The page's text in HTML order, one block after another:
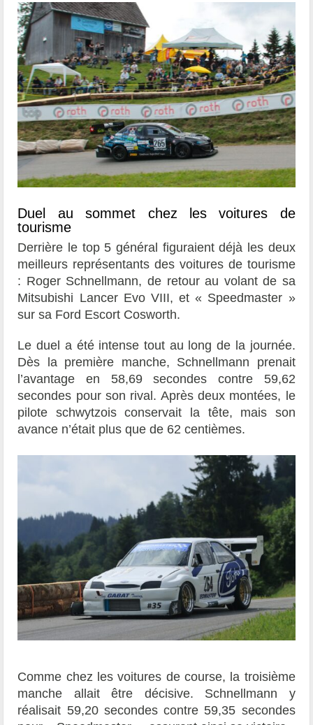
Duel au sommet chez les voitures de
tourisme
Derrière le top 5 général figuraient déjà les deux
meilleurs représentants des voitures de tourisme
: Roger Schnellmann, de retour au volant de sa
Mitsubishi Lancer Evo VIII, et « Speedmaster »
sur sa Ford Escort Cosworth.
Le duel a été intense tout au long de la journée.
Dès la première manche, Schnellmann prenait
l’avantage en 58,69 secondes contre 59,62
secondes pour son rival. Après deux montées, le
pilote schwytzois conservait la tête, mais son
avance n’était plus que de 62 centièmes.
Comme chez les voitures de course, la troisième
manche allait être décisive. Schnellmann y
réalisait 59,20 secondes contre 59,35 secondes